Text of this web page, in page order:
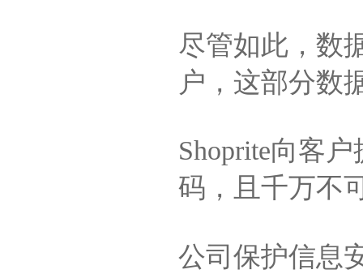
尽管如此，数
户，这部分数
Shoprite向客
码，且千万不
公司保护信息